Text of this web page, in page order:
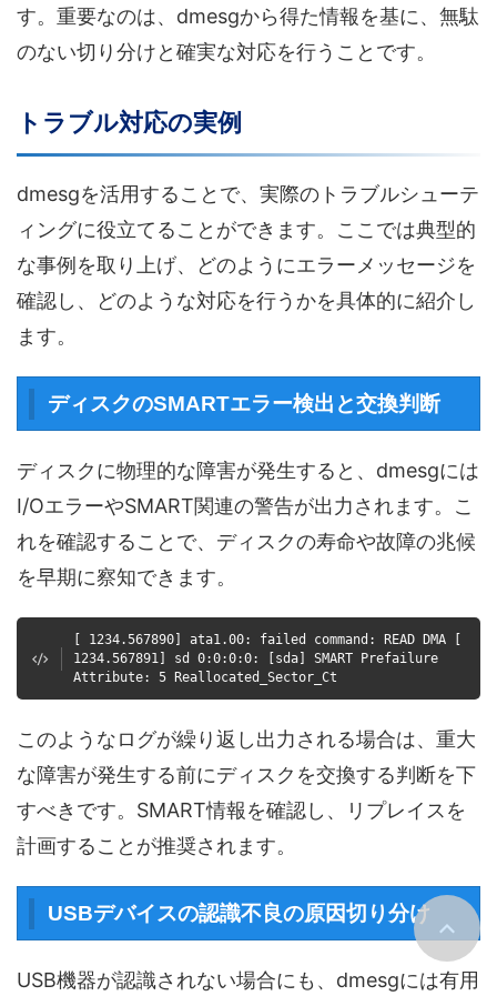
す。重要なのは、dmesgから得た情報を基に、無駄
のない切り分けと確実な対応を行うことです。
トラブル対応の実例
dmesgを活用することで、実際のトラブルシューテ
ィングに役立てることができます。ここでは典型的
な事例を取り上げ、どのようにエラーメッセージを
確認し、どのような対応を行うかを具体的に紹介し
ます。
ディスクのSMARTエラー検出と交換判断
ディスクに物理的な障害が発生すると、dmesgには
I/OエラーやSMART関連の警告が出力されます。こ
れを確認することで、ディスクの寿命や故障の兆候
を早期に察知できます。
[ 1234.567890] ata1.00: failed command: READ DMA [
1234.567891] sd 0:0:0:0: [sda] SMART Prefailure
Attribute: 5 Reallocated_Sector_Ct
このようなログが繰り返し出力される場合は、重大
な障害が発生する前にディスクを交換する判断を下
すべきです。SMART情報を確認し、リプレイスを
計画することが推奨されます。
USBデバイスの認識不良の原因切り分け
USB機器が認識されない場合にも、dmesgには有用